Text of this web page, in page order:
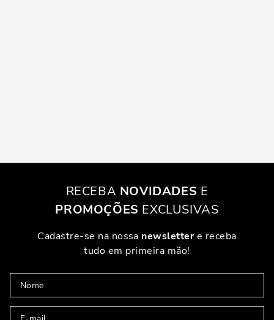
RECEBA NOVIDADES E
PROMOÇÕES EXCLUSIVAS
Cadastre-se na nossa newslettere receba
tudo em primeira mão!